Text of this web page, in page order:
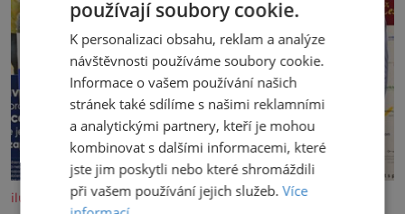
iluxus.cz
používají soubory cookie.
K personalizaci obsahu, reklam a analýze
návštěvnosti používáme soubory cookie.
Informace o vašem používání našich
stránek také sdílíme s našimi reklamními
a analytickými partnery, kteří je mohou
kombinovat s dalšími informacemi, které
jste jim poskytli nebo které shromáždili
při vašem používání jejich služeb.Více